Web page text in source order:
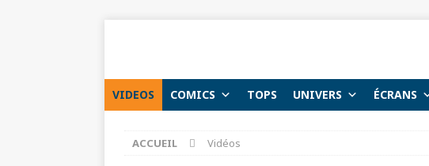
VIDEOS COMICS TOPS UNIVERS ÉCRANS
ACCUEIL Vidéos